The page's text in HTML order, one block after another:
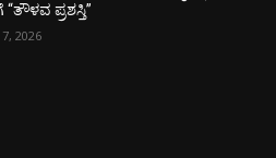
ಪ್ರಶಸ್ತಿ”
2026